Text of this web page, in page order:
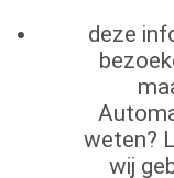
deze
weten?
wij